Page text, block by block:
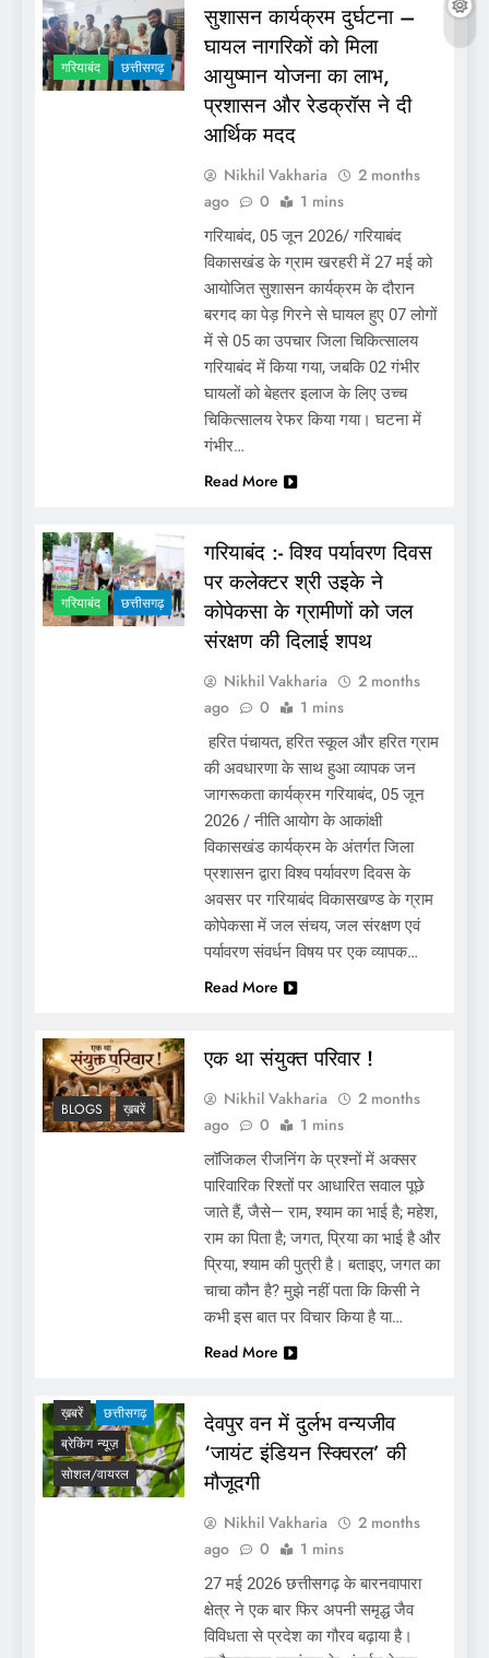
गरियाबंद छत्तीसगढ़
सुशासन कार्यक्रम दुर्घटना –
घायल नागरिकों को मिला
आयुष्मान योजना का लाभ,
प्रशासन और रेडक्रॉस ने दी
आर्थिक मदद
Nikhil Vakharia
2 months
ago
0 1 mins
गरियाबंद, 05 जून 2026/ गरियाबंद
विकासखंड के ग्राम खरहरी में 27 मई को
आयोजित सुशासन कार्यक्रम के दौरान
बरगद का पेड़ गिरने से घायल हुए 07 लोगों
में से 05 का उपचार जिला चिकित्सालय
गरियाबंद में किया गया, जबकि 02 गंभीर
घायलों को बेहतर इलाज के लिए उच्च
चिकित्सालय रेफर किया गया। घटना में
गंभीर…
Read More
गरियाबंद छत्तीसगढ़
गरियाबंद :- विश्व पर्यावरण दिवस
पर कलेक्टर श्री उइके ने
कोपेकसा के ग्रामीणों को जल
संरक्षण की दिलाई शपथ
Nikhil Vakharia
2 months
ago
0 1 mins
हरित पंचायत, हरित स्कूल और हरित ग्राम
की अवधारणा के साथ हुआ व्यापक जन
जागरूकता कार्यक्रम गरियाबंद, 05 जून
2026 / नीति आयोग के आकांक्षी
विकासखंड कार्यक्रम के अंतर्गत जिला
प्रशासन द्वारा विश्व पर्यावरण दिवस के
अवसर पर गरियाबंद विकासखण्ड के ग्राम
कोपेकसा में जल संचय, जल संरक्षण एवं
पर्यावरण संवर्धन विषय पर एक व्यापक…
Read More
BLOGS ख़बरें
एक था संयुक्त परिवार !
Nikhil Vakharia
2 months
ago
0 1 mins
लॉजिकल रीजनिंग के प्रश्नों में अक्सर
पारिवारिक रिश्तों पर आधारित सवाल पूछे
जाते हैं, जैसे— राम, श्याम का भाई है; महेश,
राम का पिता है; जगत, प्रिया का भाई है और
प्रिया, श्याम की पुत्री है। बताइए, जगत का
चाचा कौन है? मुझे नहीं पता कि किसी ने
कभी इस बात पर विचार किया है या…
Read More
ख़बरें
छत्तीसगढ़
ब्रेकिंग न्यूज़
सोशल/वायरल
देवपुर वन में दुर्लभ वन्यजीव
‘जायंट इंडियन स्क्विरल’ की
मौजूदगी
Nikhil Vakharia
2 months
ago
0 1 mins
27 मई 2026 छत्तीसगढ़ के बारनवापारा
क्षेत्र ने एक बार फिर अपनी समृद्ध जैव
विविधता से प्रदेश का गौरव बढ़ाया है।